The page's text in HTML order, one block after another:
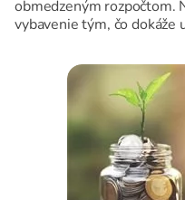
obmedzeným rozpočtom.
vybavenie tým, čo